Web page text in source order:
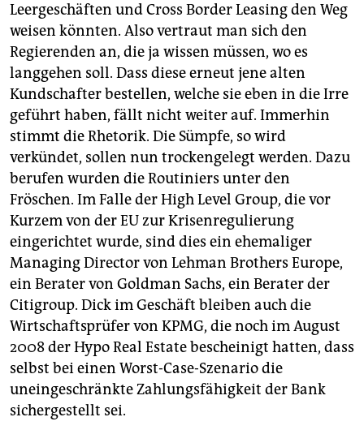
Leergeschäften und Cross Border Leasing den Weg
weisen könnten. Also vertraut man sich den
Regierenden an, die ja wissen müssen, wo es
langgehen soll. Dass diese erneut jene alten
Kundschafter bestellen, welche sie eben in die Irre
geführt haben, fällt nicht weiter auf. Immerhin
stimmt die Rhetorik. Die Sümpfe, so wird
verkündet, sollen nun trockengelegt werden. Dazu
berufen wurden die Routiniers unter den
Fröschen. Im Falle der High Level Group, die vor
Kurzem von der EU zur Krisenregulierung
eingerichtet wurde, sind dies ein ehemaliger
Managing Director von Lehman Brothers Europe,
ein Berater von Goldman Sachs, ein Berater der
Citigroup. Dick im Geschäft bleiben auch die
Wirtschaftsprüfer von KPMG, die noch im August
2008 der Hypo Real Estate bescheinigt hatten, dass
selbst bei einen Worst-Case-Szenario die
uneingeschränkte Zahlungsfähigkeit der Bank
sichergestellt sei.